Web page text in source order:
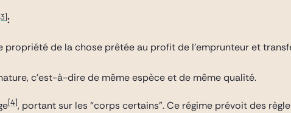
:
de la chose prêtée au profit de l’emprunteur et
c’est-à-dire de même espèce et de même qualité.
[4], portant sur les “corps certains”. Ce régime prévoit des